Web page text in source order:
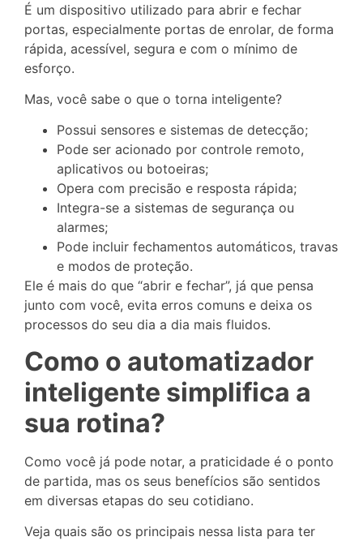
É um dispositivo utilizado para abrir e fechar
portas, especialmente portas de enrolar, de forma
rápida, acessível, segura e com o mínimo de
esforço.
Mas, você sabe o que o torna inteligente?
Possui sensores e sistemas de detecção;
Pode ser acionado por controle remoto,
aplicativos ou botoeiras;
Opera com precisão e resposta rápida;
Integra-se a sistemas de segurança ou
alarmes;
Pode incluir fechamentos automáticos, travas
e modos de proteção.
Ele é mais do que “abrir e fechar”, já que pensa
junto com você, evita erros comuns e deixa os
processos do seu dia a dia mais fluidos.
Como o automatizador
inteligente simplifica a
sua rotina?
Como você já pode notar, a praticidade é o ponto
de partida, mas os seus benefícios são sentidos
em diversas etapas do seu cotidiano.
Veja quais são os principais nessa lista para ter